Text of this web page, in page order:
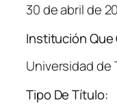
30 de abril de
Institución Que
Universidad de
Tipo De Título: